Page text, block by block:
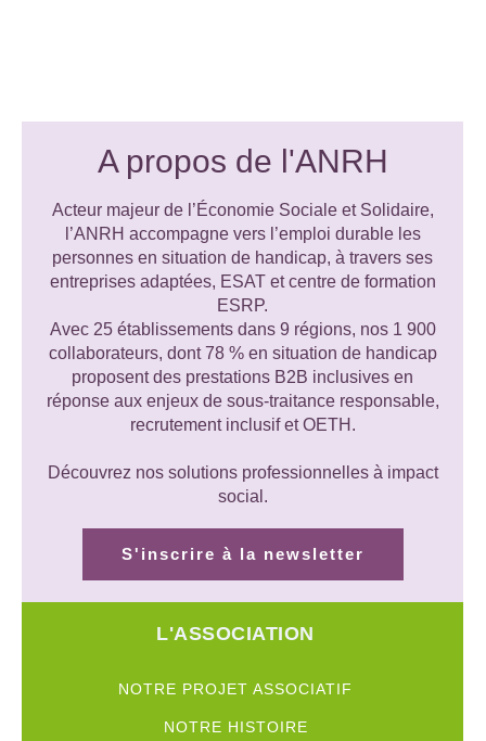
A propos de l'ANRH
Acteur majeur de l’Économie Sociale et Solidaire,
l’ANRH accompagne vers l’emploi durable les
personnes en situation de handicap, à travers ses
entreprises adaptées, ESAT et centre de formation
ESRP.
Avec 25 établissements dans 9 régions, nos 1 900
collaborateurs, dont 78 % en situation de handicap
proposent des prestations B2B inclusives en
réponse aux enjeux de sous-traitance responsable,
recrutement inclusif et OETH.
Découvrez nos solutions professionnelles à impact
social.
S'inscrire à la newsletter
L'ASSOCIATION
NOTRE PROJET ASSOCIATIF
NOTRE HISTOIRE